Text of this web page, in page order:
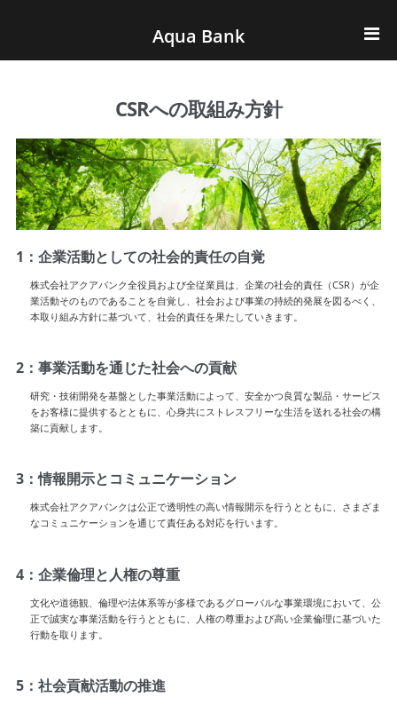
Aqua Bank
KENCOS・eye-cos
Water Server
COOLIC
環境事業
会社概要
CSRへの取組み方針
1：企業活動としての社会的責任の自覚
株式会社アクアバンク全役員および全従業員は、企業の社会的責任（CSR）が企
業活動そのものであることを自覚し、社会および事業の持続的発展を図るべく、
本取り組み方針に基づいて、社会的責任を果たしていきます。
2：事業活動を通じた社会への貢献
研究・技術開発を基盤とした事業活動によって、安全かつ良質な製品・サービス
をお客様に提供するとともに、心身共にストレスフリーな生活を送れる社会の構
築に貢献します。
3：情報開示とコミュニケーション
株式会社アクアバンクは公正で透明性の高い情報開示を行うとともに、さまざま
なコミュニケーションを通じて責任ある対応を行います。
4：企業倫理と人権の尊重
文化や道徳観、倫理や法体系等が多様であるグローバルな事業環境において、公
正で誠実な事業活動を行うとともに、人権の尊重および高い企業倫理に基づいた
行動を取ります。
5：社会貢献活動の推進